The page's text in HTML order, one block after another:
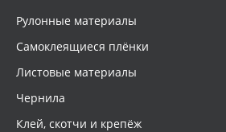
Рулонные материалы
Самоклеящиеся плёнки
Листовые материалы
Чернила
Клей, скотчи и крепёж